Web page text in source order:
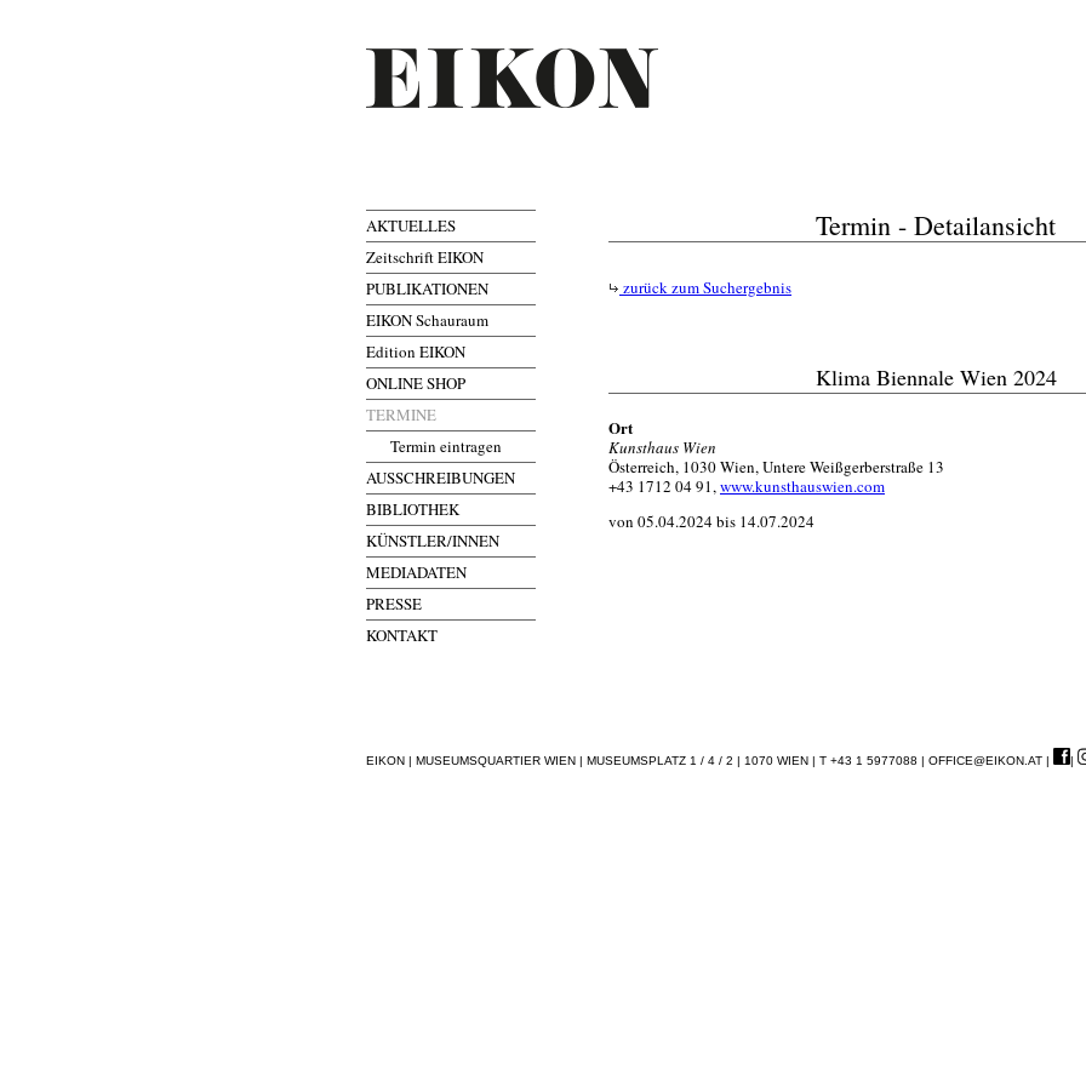
AKTUELLES
Zeitschrift EIKON
PUBLIKATIONEN
EIKON Schauraum
Edition EIKON
ONLINE SHOP
TERMINE
Termin eintragen
AUSSCHREIBUNGEN
BIBLIOTHEK
KÜNSTLER/INNEN
MEDIADATEN
PRESSE
KONTAKT
Termin - Detailansicht
zurück zum Suchergebnis
Klima Biennale Wien 2024
Ort
Kunsthaus Wien
Österreich, 1030 Wien, Untere Weißgerberstraße 13
+43 1712 04 91,www.kunsthauswien.com
von 05.04.2024 bis 14.07.2024
EIKON | MUSEUMSQUARTIER WIEN | MUSEUMSPLATZ 1 / 4 / 2 | 1070 WIEN | T +43 1 5977088 | OFFICE@EIKON.AT | |